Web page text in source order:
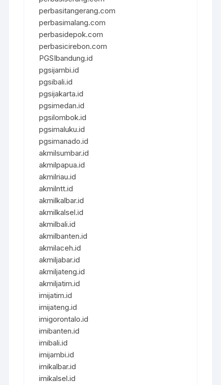
perbasitangerang.com
perbasimalang.com
perbasidepok.com
perbasicirebon.com
PGSIbandung.id
pgsijambi.id
pgsibali.id
pgsijakarta.id
pgsimedan.id
pgsilombok.id
pgsimaluku.id
pgsimanado.id
akmilsumbar.id
akmilpapua.id
akmilriau.id
akmilntt.id
akmilkalbar.id
akmilkalsel.id
akmilbali.id
akmilbanten.id
akmilaceh.id
akmiljabar.id
akmiljateng.id
akmiljatim.id
imijatim.id
imijateng.id
imigorontalo.id
imibanten.id
imibali.id
imijambi.id
imikalbar.id
imikalsel.id